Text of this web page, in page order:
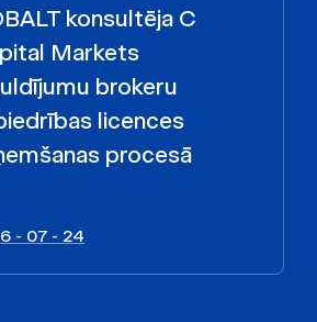
konsultēja C
Markets
brokeru
licences
procesā
- 07 - 24